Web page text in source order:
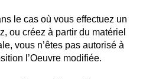
le cas où vous effectuez un
ou créez à partir du matériel
vous n’êtes pas autorisé à
l’Oeuvre modifiée.